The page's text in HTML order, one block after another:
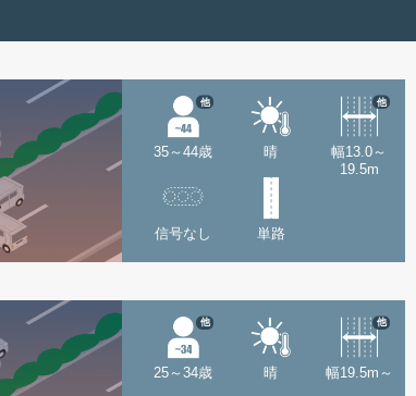
35～44歳
他
晴
幅13.0～
19.5m
他
信号なし 単路
25～34歳
他
晴 幅19.5m～
他